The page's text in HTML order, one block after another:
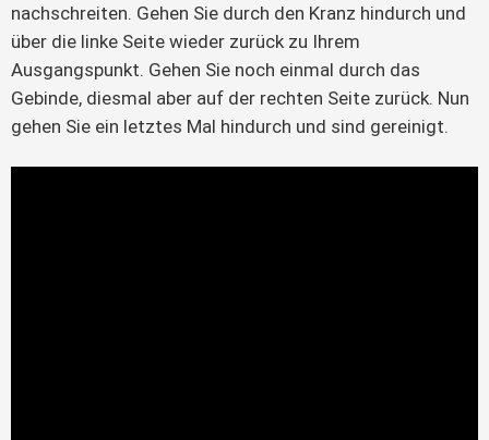
nachschreiten. Gehen Sie durch den Kranz hindurch und
über die linke Seite wieder zurück zu Ihrem
Ausgangspunkt. Gehen Sie noch einmal durch das
Gebinde, diesmal aber auf der rechten Seite zurück. Nun
gehen Sie ein letztes Mal hindurch und sind gereinigt.